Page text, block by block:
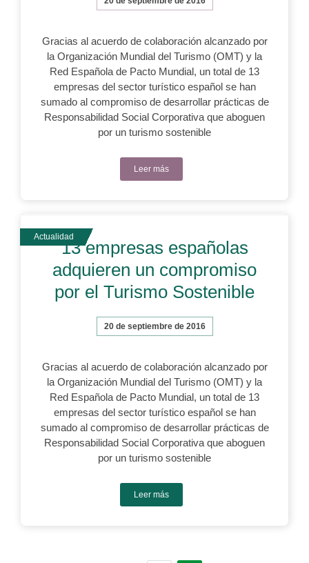
Gracias al acuerdo de colaboración alcanzado por
la Organización Mundial del Turismo (OMT) y la
Red Española de Pacto Mundial, un total de 13
empresas del sector turístico español se han
sumado al compromiso de desarrollar prácticas de
Responsabilidad Social Corporativa que aboguen
por un turismo sostenible
Leer más
13 empresas españolas
adquieren un compromiso
por el Turismo Sostenible
20 de septiembre de 2016
Gracias al acuerdo de colaboración alcanzado por
la Organización Mundial del Turismo (OMT) y la
Red Española de Pacto Mundial, un total de 13
empresas del sector turístico español se han
sumado al compromiso de desarrollar prácticas de
Responsabilidad Social Corporativa que aboguen
por un turismo sostenible
Leer más